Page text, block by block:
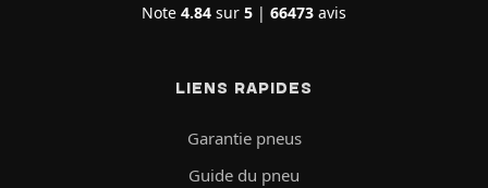
Note 4.84 sur 5 | 66473 avis
LIENS RAPIDES
Garantie pneus
Guide du pneu